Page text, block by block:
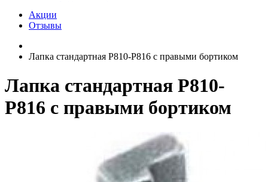
Акции
Отзывы
Лапка стандартная P810-P816 с правыми бортиком
Лапка стандартная P810-
P816 с правыми бортиком